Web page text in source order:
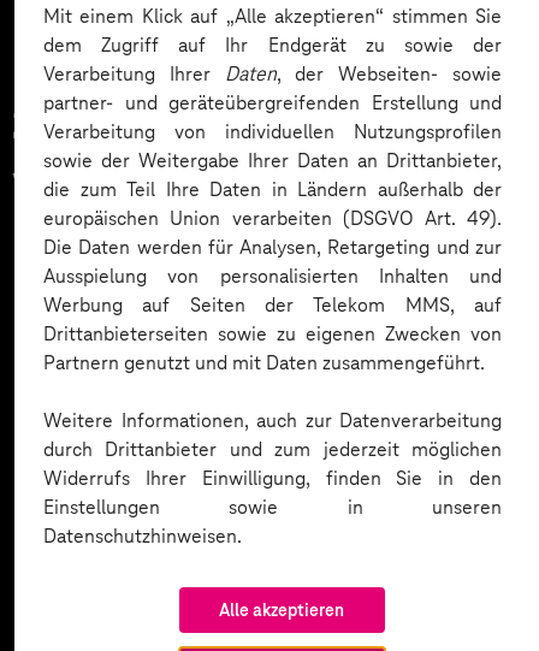
Mit einem Klick auf „Alle akzeptieren“ stimmen Sie
dem Zugriff auf Ihr Endgerät zu sowie der
Verarbeitung Ihrer Daten, der Webseiten- sowie
partner- und geräteübergreifenden Erstellung und
Verarbeitung von individuellen Nutzungsprofilen
sowie der Weitergabe Ihrer Daten an Drittanbieter,
die zum Teil Ihre Daten in Ländern außerhalb der
europäischen Union verarbeiten (DSGVO Art. 49).
Die Daten werden für Analysen, Retargeting und zur
Ausspielung von personalisierten Inhalten und
Werbung auf Seiten der Telekom MMS, auf
Drittanbieterseiten sowie zu eigenen Zwecken von
Partnern genutzt und mit Daten zusammengeführt.
Weitere Informationen, auch zur Datenverarbeitung
durch Drittanbieter und zum jederzeit möglichen
Widerrufs Ihrer Einwilligung, finden Sie in den
Einstellungen sowie in unseren
Datenschutzhinweisen.
Alle akzeptieren
Zahlreiche Unternehmen
vertrauen auf unsere
Expertise. Hier eine Auswahl: